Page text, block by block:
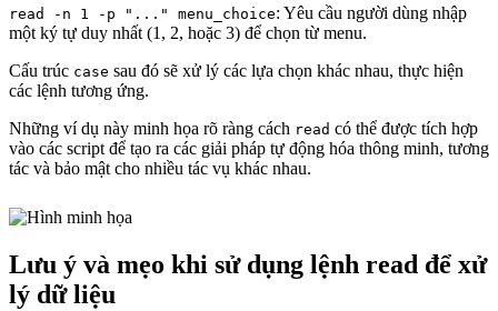
read -n 1 -p "..." menu_choice: Yêu cầu người dùng nhập
một ký tự duy nhất (1, 2, hoặc 3) để chọn từ menu.
Cấu trúc case sau đó sẽ xử lý các lựa chọn khác nhau, thực hiện
các lệnh tương ứng.
Những ví dụ này minh họa rõ ràng cách read có thể được tích hợp
vào các script để tạo ra các giải pháp tự động hóa thông minh, tương
tác và bảo mật cho nhiều tác vụ khác nhau.
Lưu ý và mẹo khi sử dụng lệnh read để xử
lý dữ liệu